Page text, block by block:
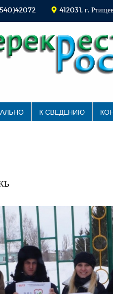
412031, г.
К СВЕДЕНИЮ